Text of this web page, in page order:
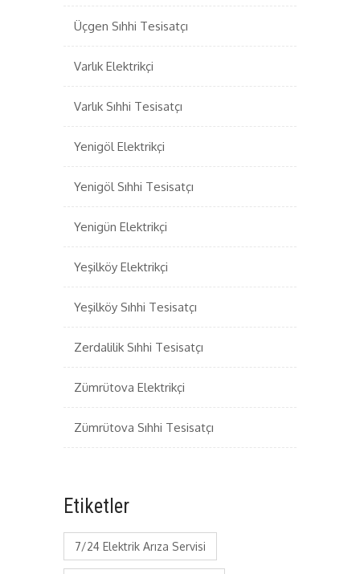
Üçgen Sıhhi Tesisatçı
Varlık Elektrikçi
Varlık Sıhhi Tesisatçı
Yenigöl Elektrikçi
Yenigöl Sıhhi Tesisatçı
Yenigün Elektrikçi
Yeşilköy Elektrikçi
Yeşilköy Sıhhi Tesisatçı
Zerdalilik Sıhhi Tesisatçı
Zümrütova Elektrikçi
Zümrütova Sıhhi Tesisatçı
Etiketler
7/24 Elektrik Arıza Servisi